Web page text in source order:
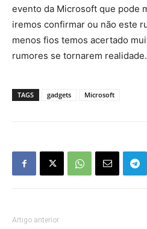
evento da Microsoft que pode
iremos confirmar ou não este
menos fios temos acertado
rumores se tornarem realidade.
TAGS gadgets Microsoft
Artigo anterior